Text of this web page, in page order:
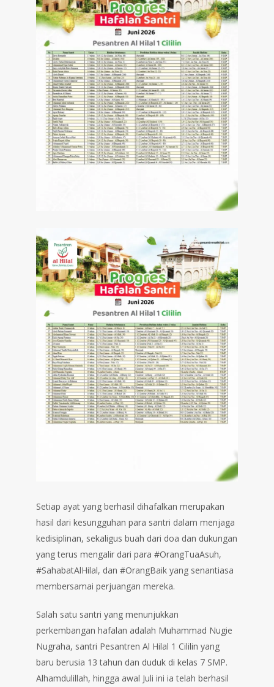
Setiap ayat yang berhasil dihafalkan merupakan
hasil dari kesungguhan para santri dalam menjaga
kedisiplinan, sekaligus buah dari doa dan dukungan
yang terus mengalir dari para #OrangTuaAsuh,
#SahabatAlHilal, dan #OrangBaik yang senantiasa
membersamai perjuangan mereka.
Salah satu santri yang menunjukkan
perkembangan hafalan adalah Muhammad Nugie
Nugraha, santri Pesantren Al Hilal 1 Cililin yang
baru berusia 13 tahun dan duduk di kelas 7 SMP.
Alhamdulillah, hingga awal Juli ini ia telah berhasil